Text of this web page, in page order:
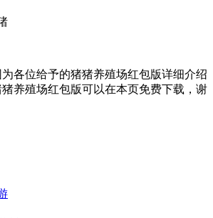
各位给予的猪猪养殖场红包版详细介绍
养殖场红包版可以在本页免费下载，谢